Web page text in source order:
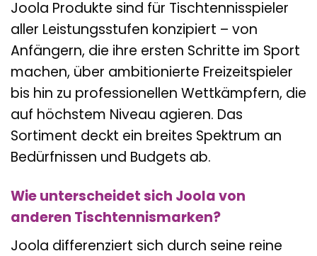
Joola Produkte sind für Tischtennisspieler
aller Leistungsstufen konzipiert – von
Anfängern, die ihre ersten Schritte im Sport
machen, über ambitionierte Freizeitspieler
bis hin zu professionellen Wettkämpfern, die
auf höchstem Niveau agieren. Das
Sortiment deckt ein breites Spektrum an
Bedürfnissen und Budgets ab.
Wie unterscheidet sich Joola von
anderen Tischtennismarken?
Joola differenziert sich durch seine reine